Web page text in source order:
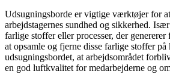
Udsugningsborde er vigtige værktøjer for
arbejdstagernes sundhed og sikkerhed.
farlige stoffer eller processer, der
at opsamle og fjerne disse farlige stoffer
udsugningsbordet, at arbejdsområdet
en god luftkvalitet for medarbejderne og